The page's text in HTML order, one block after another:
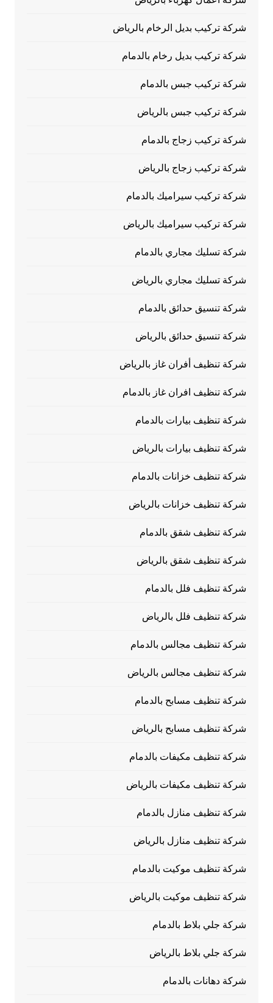
شركة تركيب بديل الرخام بالرياض
شركة تركيب بديل رخام بالدمام
شركة تركيب جبس بالدمام
شركة تركيب جبس بالرياض
شركة تركيب زجاج بالدمام
شركة تركيب زجاج بالرياض
شركة تركيب سيراميك بالدمام
شركة تركيب سيراميك بالرياض
شركة تسليك مجاري بالدمام
شركة تسليك مجاري بالرياض
شركة تنسيق حدائق بالدمام
شركة تنسيق حدائق بالرياض
شركة تنظيف أفران غاز بالرياض
شركة تنظيف افران غاز بالدمام
شركة تنظيف بيارات بالدمام
شركة تنظيف بيارات بالرياض
شركة تنظيف خزانات بالدمام
شركة تنظيف خزانات بالرياض
شركة تنظيف شقق بالدمام
شركة تنظيف شقق بالرياض
شركة تنظيف فلل بالدمام
شركة تنظيف فلل بالرياض
شركة تنظيف مجالس بالدمام
شركة تنظيف مجالس بالرياض
شركة تنظيف مسابح بالدمام
شركة تنظيف مسابح بالرياض
شركة تنظيف مكيفات بالدمام
شركة تنظيف مكيفات بالرياض
شركة تنظيف منازل بالدمام
شركة تنظيف منازل بالرياض
شركة تنظيف موكيت بالدمام
شركة تنظيف موكيت بالرياض
شركة جلي بلاط بالدمام
شركة جلي بلاط بالرياض
شركة دهانات بالدمام